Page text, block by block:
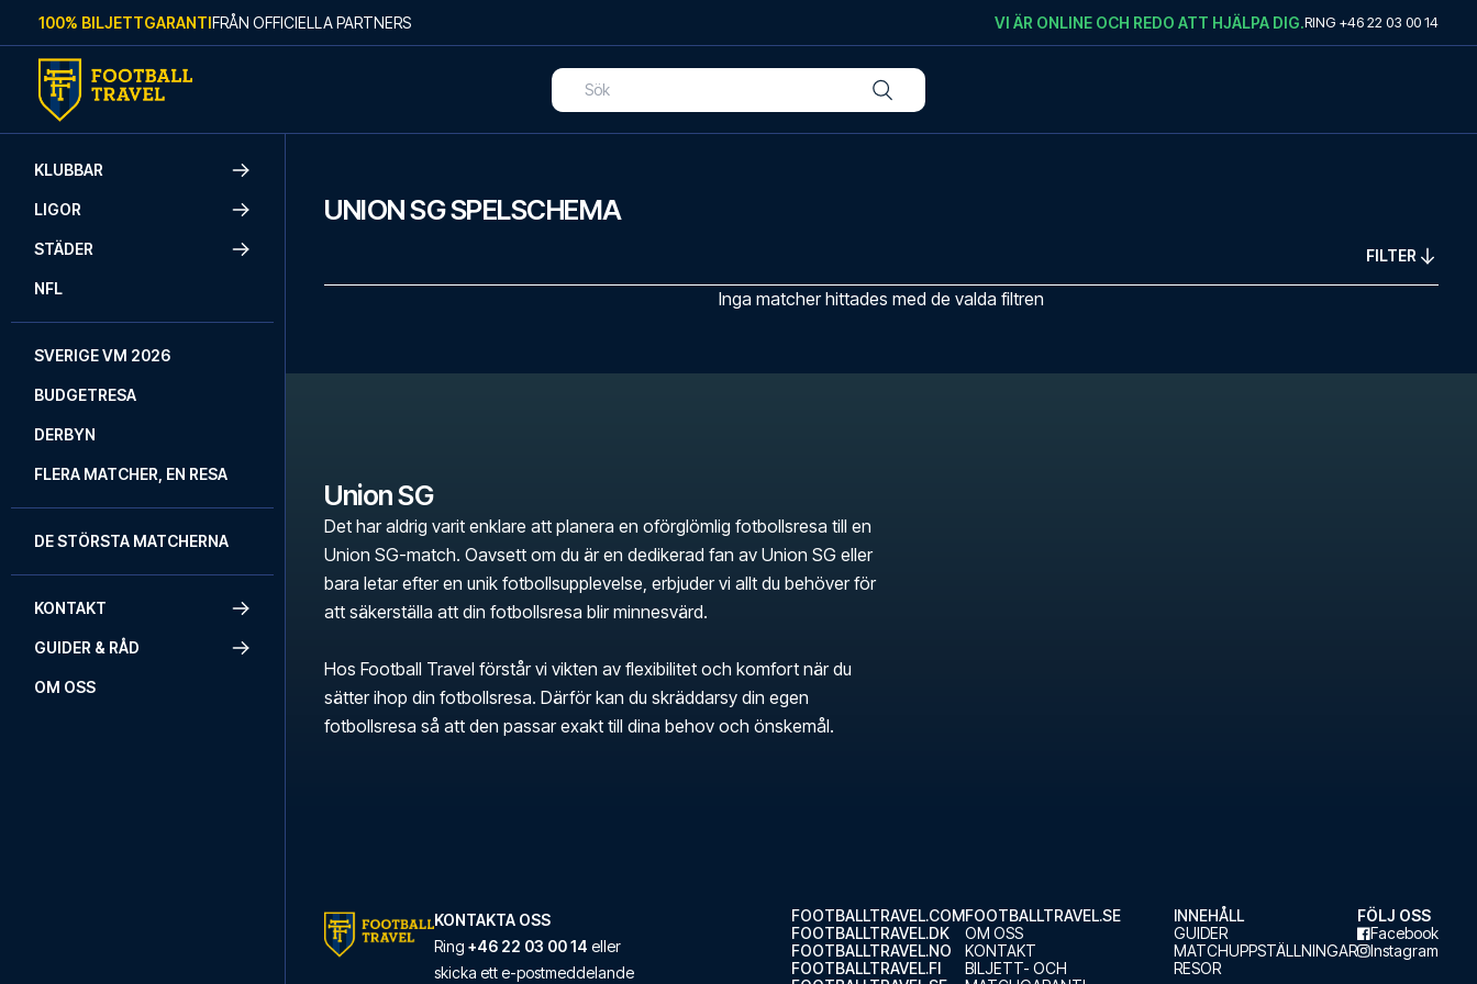
Skip to content
100% BILJETTGARANTIFRÅN OFFICIELLA PARTNERS VI ÄR ONLINE OCH REDO ATT HJÄLPA DIG.RING +46 22 03 00 14
KLUBBAR
LIGOR
STÄDER
NFL
SVERIGE VM 2026
BUDGETRESA
DERBYN
FLERA MATCHER, EN RESA
DE STÖRSTA MATCHERNA
KONTAKT
GUIDER & RÅD
OM OSS
UNION SG SPELSCHEMA
FILTER
Inga matcher hittades med de valda filtren
Union SG
Det har aldrig varit enklare att planera en oförglömlig fotbollsresa till en
Union SG-match. Oavsett om du är en dedikerad fan av Union SG eller
bara letar efter en unik fotbollsupplevelse, erbjuder vi allt du behöver för
att säkerställa att din fotbollsresa blir minnesvärd.
Hos Football Travel förstår vi vikten av flexibilitet och komfort när du
sätter ihop din fotbollsresa. Därför kan du skräddarsy din egen
fotbollsresa så att den passar exakt till dina behov och önskemål.
KONTAKTA OSS
Ring +46 22 03 00 14 eller
skicka ett e-postmeddelande
FOOTBALLTRAVEL.COM
FOOTBALLTRAVEL.DK
FOOTBALLTRAVEL.NO
FOOTBALLTRAVEL.FI
FOOTBALLTRAVEL.SE
OM OSS
KONTAKT
BILJETT- OCH
INNEHÅLL
GUIDER
MATCHUPPSTÄLLNINGAR
RESOR
FÖLJ OSS
Facebook
Instagram